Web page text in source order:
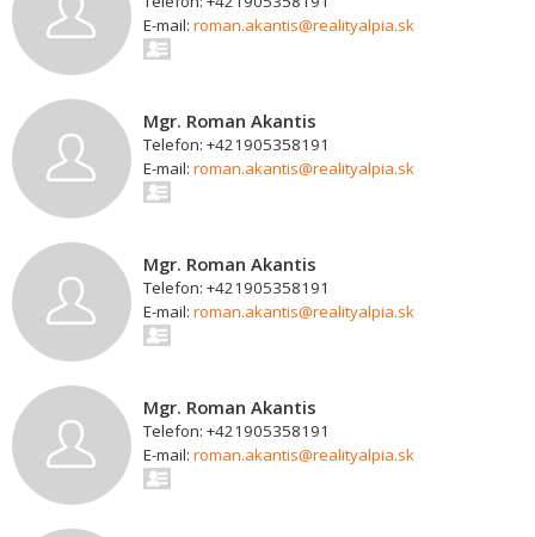
E-mail: roman.akantis@realityalpia.sk
Mgr. Roman Akantis
Telefon: +421905358191
E-mail: roman.akantis@realityalpia.sk
Mgr. Roman Akantis
Telefon: +421905358191
E-mail: roman.akantis@realityalpia.sk
Mgr. Roman Akantis
Telefon: +421905358191
E-mail: roman.akantis@realityalpia.sk